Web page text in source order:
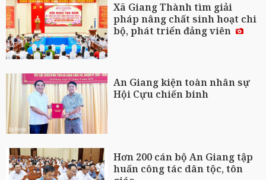
Xã Giang Thành tìm giải
pháp nâng chất sinh hoạt chi
bộ, phát triển đảng viên
An Giang kiện toàn nhân sự
Hội Cựu chiến binh
Hơn 200 cán bộ An Giang tập
huấn công tác dân tộc, tôn